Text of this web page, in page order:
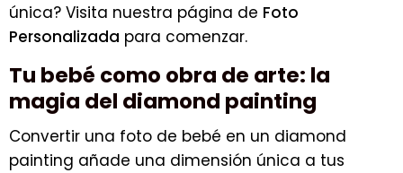
única? Visita nuestra página de Foto
Personalizada para comenzar.
Tu bebé como obra de arte: la
magia del diamond painting
Convertir una foto de bebé en un diamond
painting añade una dimensión única a tus